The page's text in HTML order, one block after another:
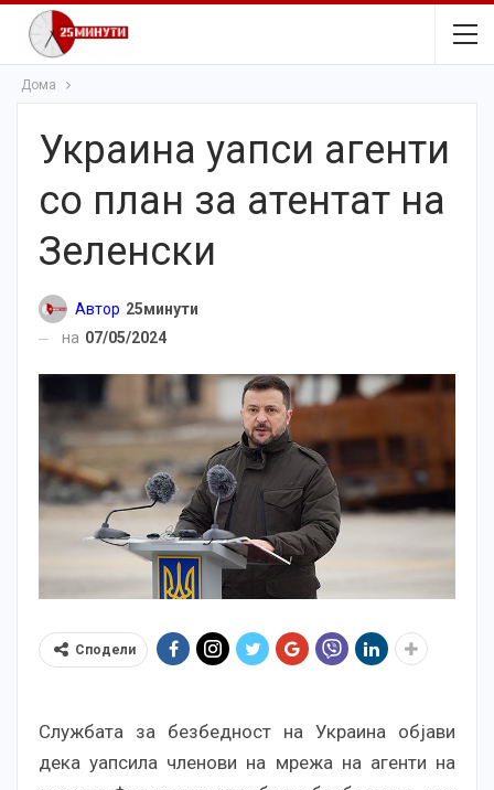
Дома
Украина уапси агенти
со план за атентат на
Зеленски
Автор 25минути
на 07/05/2024
Сподели
Службата за безбедност на Украина објави
дека уапсила членови на мрежа на агенти на